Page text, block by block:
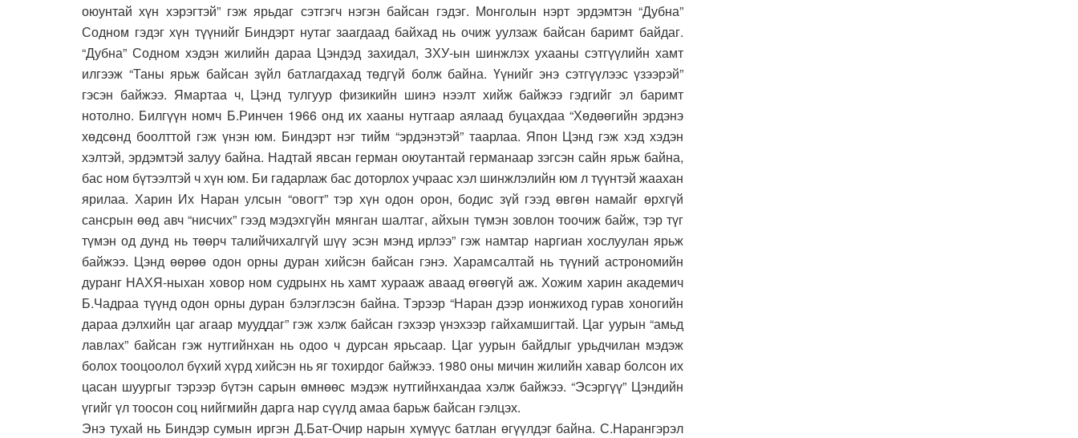
оюунтай хүн хэрэгтэй” гэж ярьдаг сэтгэгч нэгэн байсан гэдэг. Монголын нэрт эрдэмтэн “Дубна”
Содном гэдэг хүн түүнийг Биндэрт нутаг заагдаад байхад нь очиж уулзаж байсан баримт байдаг.
“Дубна” Содном хэдэн жилийн дараа Цэндэд захидал, ЗХУ-ын шинжлэх ухааны сэтгүүлийн хамт
илгээж “Таны ярьж байсан зүйл батлагдахад төдгүй болж байна. Үүнийг энэ сэтгүүлээс үзээрэй”
гэсэн байжээ. Ямартаа ч, Цэнд тулгуур физикийн шинэ нээлт хийж байжээ гэдгийг эл баримт
нотолно. Билгүүн номч Б.Ринчен 1966 онд их хааны нутгаар аялаад буцахдаа “Хөдөөгийн эрдэнэ
хөдсөнд боолттой гэж үнэн юм. Биндэрт нэг тийм “эрдэнэтэй” таарлаа. Япон Цэнд гэж хэд хэдэн
хэлтэй, эрдэмтэй залуу байна. Надтай явсан герман оюутантай германаар зэгсэн сайн ярьж байна,
бас ном бүтээлтэй ч хүн юм. Би гадарлаж бас доторлох учраас хэл шинжлэлийн юм л түүнтэй жаахан
ярилаа. Харин Их Наран улсын “овогт” тэр хүн одон орон, бодис зүй гээд өвгөн намайг өрхгүй
сансрын өөд авч “нисчих” гээд мэдэхгүйн мянган шалтаг, айхын түмэн зовлон тоочиж байж, тэр түг
түмэн од дунд нь төөрч талийчихалгүй шүү эсэн мэнд ирлээ” гэж намтар наргиан хослуулан ярьж
байжээ. Цэнд өөрөө одон орны дуран хийсэн байсан гэнэ. Харамсалтай нь түүний астрономийн
дуранг НАХЯ-ныхан ховор ном судрынх нь хамт хурааж аваад өгөөгүй аж. Хожим харин академич
Б.Чадраа түүнд одон орны дуран бэлэглэсэн байна. Тэрээр “Наран дээр ионжиход гурав хоногийн
дараа дэлхийн цаг агаар мууддаг” гэж хэлж байсан гэхээр үнэхээр гайхамшигтай. Цаг уурын “амьд
лавлах” байсан гэж нутгийнхан нь одоо ч дурсан ярьсаар. Цаг уурын байдлыг урьдчилан мэдэж
болох тооцоолол бүхий хүрд хийсэн нь яг тохирдог байжээ. 1980 оны мичин жилийн хавар болсон их
цасан шуургыг тэрээр бүтэн сарын өмнөөс мэдэж нутгийнхандаа хэлж байжээ. “Эсэргүү” Цэндийн
үгийг үл тоосон соц нийгмийн дарга нар сүүлд амаа барьж байсан гэлцэх.
Энэ тухай нь Биндэр сумын иргэн Д.Бат-Очир нарын хүмүүс батлан өгүүлдэг байна. С.Нарангэрэл